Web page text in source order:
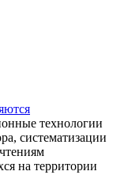
технологии
систематизации
на территории